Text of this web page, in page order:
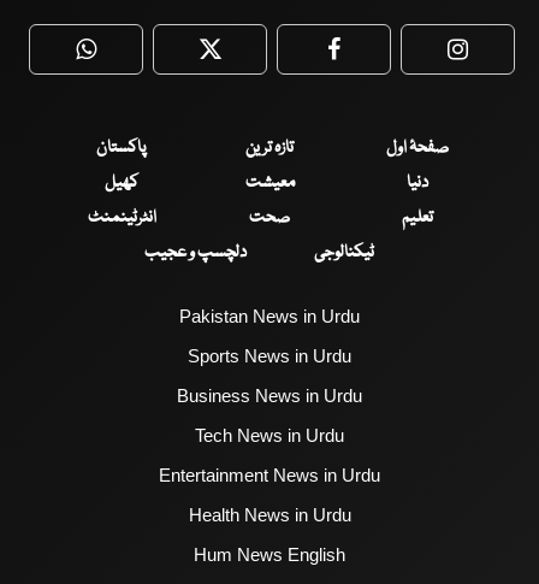
WhatsApp Twitter Facebook
صفحۂ اول تازہ ترین
پاکستان
دنیا
معیشت
کھیل
تعلیم
صحت
انٹرٹینمنٹ
ٹیکنالوجی
دلچسپ و عجیب
Pakistan News in Urdu
Sports News in Urdu
Business News in Urdu
Tech News in Urdu
Entertainment News in Urdu
Health News in Urdu
Hum News English